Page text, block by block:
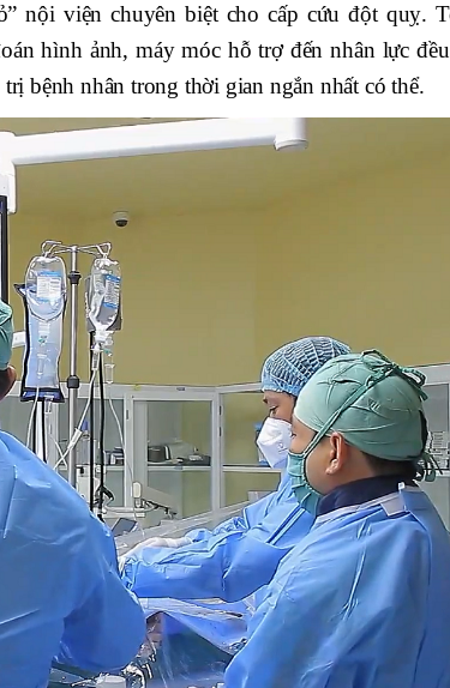
nội viện chuyên biệt cho cấp cứu đột quỵ.
hình ảnh, máy móc hỗ trợ đến nhân lực
bệnh nhân trong thời gian ngắn nhất có thể.